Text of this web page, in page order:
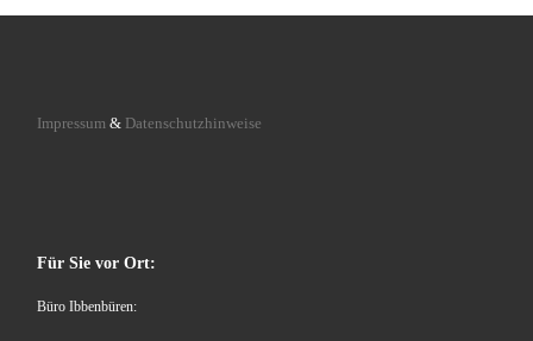
Impressum & Datenschutzhinweise
Für Sie vor Ort:
Büro Ibbenbüren: